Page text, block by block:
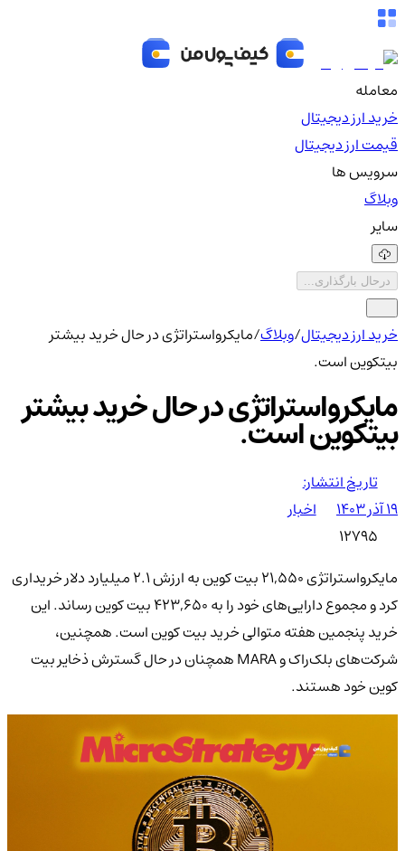
معامله
خرید ارز دیجیتال
قیمت ارز دیجیتال
سرویس ها
وبلاگ
سایر
درحال بارگذاری...
خرید ارز دیجیتال/وبلاگ/مایکرواستراتژی در حال خرید بیشتر
بیتکوین است.
مایکرواستراتژی در حال خرید بیشتر
بیتکوین است.
تاریخ انتشار:
۱۹ آذر ۱۴۰۳
اخبار
12795
مایکرواستراتژی 21,550 بیت کوین به ارزش 2.1 میلیارد دلار خریداری
کرد و مجموع دارایی‌های خود را به 423,650 بیت کوین رساند. این
خرید پنجمین هفته متوالی خرید بیت کوین است. همچنین،
شرکت‌های بلک‌راک و MARA همچنان در حال گسترش ذخایر بیت
کوین خود هستند.